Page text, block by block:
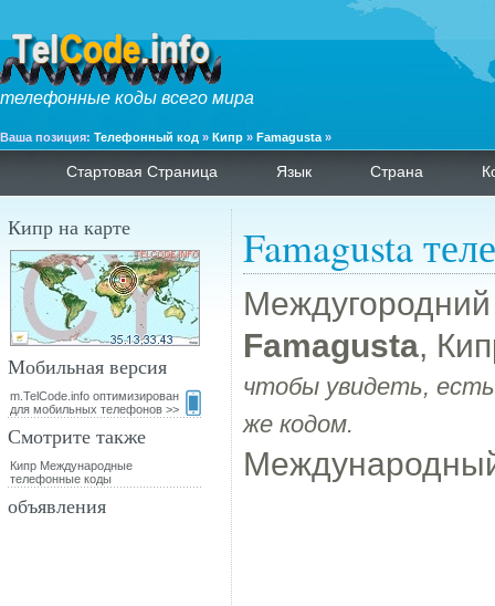
телефонные коды всего мира
Ваша позиция: Телефонный код » Кипр » Famagusta »
Стартовая Страница Язык Страна
Famagusta
Famagusta,
чтобы увидеть,
же кодом.
Кипр на карте
Мобильная версия
m.TelCode.info оптимизирован
для мобильных телефонов >>
Смотрите также
Кипр Международные
телефонные коды
объявления